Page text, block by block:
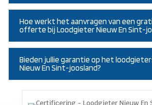
Hoe werkt het aanvragen van een
offerte bij Loodgieter Nieuw En Sint-
Bieden jullie garantie op het
Nieuw En Sint-joosland?